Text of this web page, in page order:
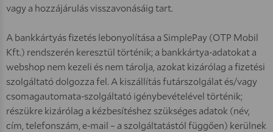
vagy a hozzájárulás visszavonásáig tart.
A bankkártyás fizetés lebonyolítása a SimplePay (OTP Mobil
Kft.) rendszerén keresztül történik; a bankkártya-adatokat a
webshop nem kezeli és nem tárolja, azokat kizárólag a fizetési
szolgáltató dolgozza fel. A kiszállítás futárszolgálat és/vagy
csomagautomata-szolgáltató igénybevételével történik;
részükre kizárólag a kézbesítéshez szükséges adatok (név,
cím, telefonszám, e-mail – a szolgáltatástól függően) kerülnek